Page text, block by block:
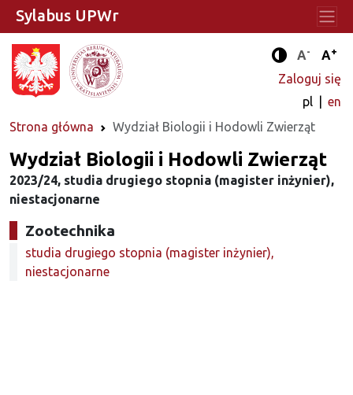
Tryb
A- A+
Zaloguj się
pl
en
Strona główna
Wydział Biologii i Hodowli Zwierząt
Sylabus UPWr
Wydział Biologii i Hodowli Zwierząt
2023/24, studia drugiego stopnia (magister inżynier),
niestacjonarne
Zootechnika
studia drugiego stopnia (magister inżynier),
niestacjonarne